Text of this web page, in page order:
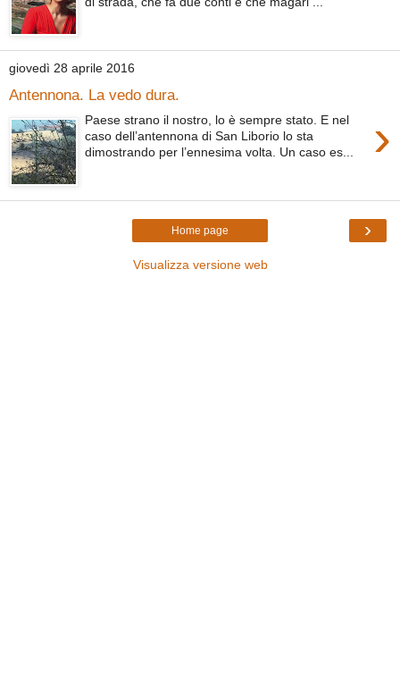
giovedì 28 aprile 2016
Antennona. La vedo dura.
›
Paese strano il nostro, lo è sempre stato. E nel
caso dell’antennona di San Liborio lo sta
dimostrando per l’ennesima volta. Un caso es...
›
Home page
Visualizza versione web